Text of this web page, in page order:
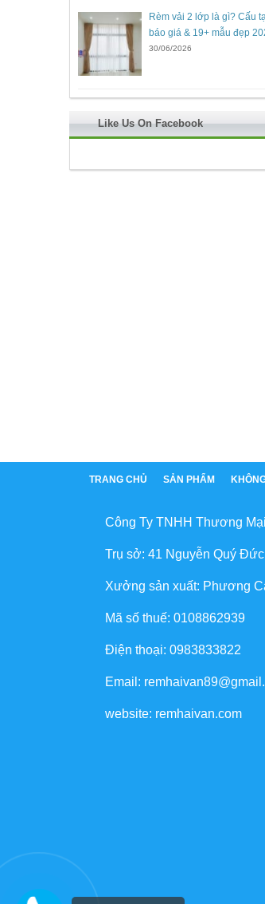
Rèm vải 2 lớp là gì? Cấu
báo giá & 19+ mẫu đẹp
30/06/2026
Like Us On Facebook
TRANG CHỦ SẢN PHẨM
Công Ty TNHH Thương
Trụ sở: 41 Nguyễn Quý
Xưởng sản xuất: Phương
Mã số thuế: 0108862939
Điện thoại: 0983833822
Email:
website: remhaivan.com